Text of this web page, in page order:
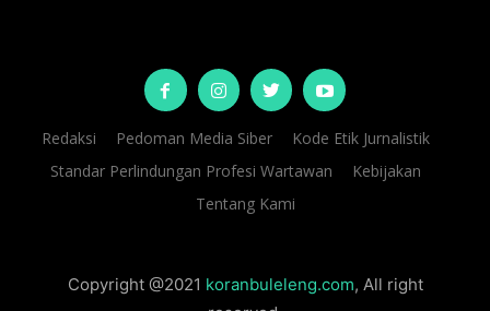
Redaksi Pedoman Media Siber
Kode Etik Jurnalistik
Standar Perlindungan Profesi Wartawan
Kebijakan
Tentang Kami
Copyright @2021 koranbuleleng.com, All right